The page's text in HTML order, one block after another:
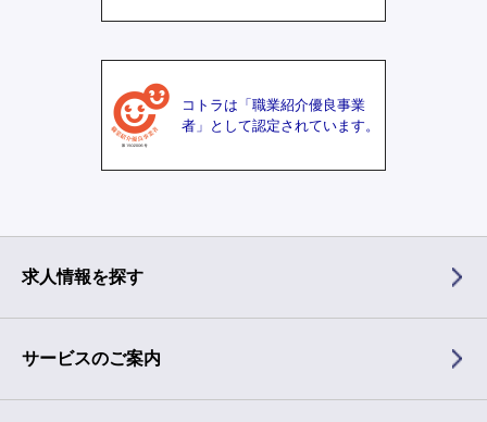
コトラは「職業紹介優良事業
者」として認定されています。
求人情報を探す
サービスのご案内